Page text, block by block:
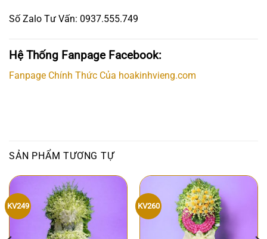
Số Zalo Tư Vấn: 0937.555.749
Hệ Thống Fanpage Facebook:
Fanpage Chính Thức Của hoakinhvieng.com
SẢN PHẨM TƯƠNG TỰ
KV249 KV260